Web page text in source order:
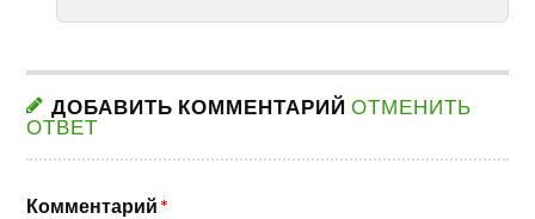
ДОБАВИТЬ КОММЕНТАРИЙОТМЕНИТЬ
ОТВЕТ
Комментарий *